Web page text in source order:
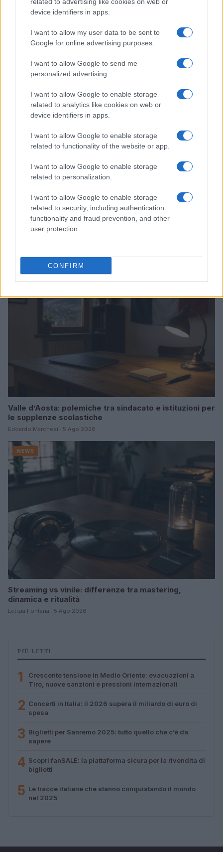
device identifiers in apps.
I want to allow my user data to be sent to
Google for online advertising purposes.
I want to allow Google to send me
personalized advertising.
I want to allow Google to enable storage
related to analytics like cookies on web or
device identifiers in apps.
I want to allow Google to enable storage
related to functionality of the website or app.
I want to allow Google to enable storage
related to personalization.
I want to allow Google to enable storage
related to security, including authentication
functionality and fraud prevention, and other
user protection.
CONFIRM
Continua a leggere
Noemi in ospedale: il racconto della riabilitazione e il
ritorno sul palco
Valle d’Aosta: polemiche tra sindacato e istituzioni per
le supplenze scolastiche
Edoardo Marchesi · 5 Ago 2026
NEWS
Streaming vs vinile: differenze tra mastering,
dinamica e ritualità
Letizia Fontana · 5 Ago 2026
PIÙ LETTI
1
Crescente tensione in Medio Oriente: evacuazioni a
Tiro, nuove sanzioni e pressioni internazionali
2 Concerti in Italia: il 2026 supera il miliardo di euro di
spesa
3 Biglietti per Sanremo 2025: tutto quello che c’è da
sapere
4 Scopri fanSALE: la piattaforma sicura per la rivendita di
biglietti
5 Le tracce italiane che stanno conquistando il mondo
nel 2025